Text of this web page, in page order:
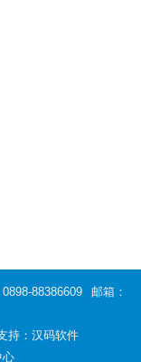
88386609
邮箱：
持：汉码软件
心